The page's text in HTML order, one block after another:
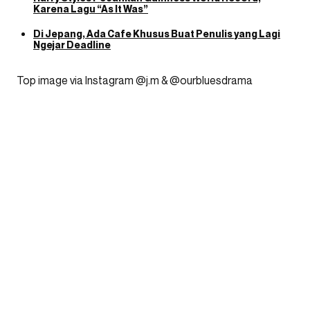
Karena Lagu “As It Was”
Di Jepang, Ada Cafe Khusus Buat Penulis yang Lagi
Ngejar Deadline
Top image via Instagram @j.m & @ourbluesdrama